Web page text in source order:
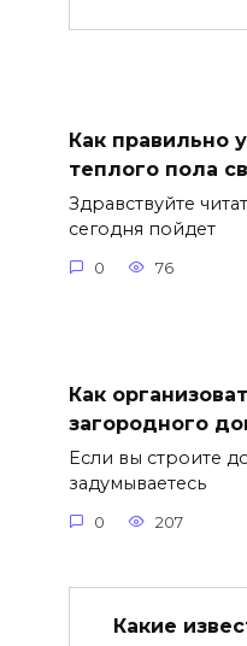
Как правильно
теплого пола
Здравствуйте
сегодня пойдет
0 76
Как
загородного
Если вы строите
задумываетесь
0 207
Какие